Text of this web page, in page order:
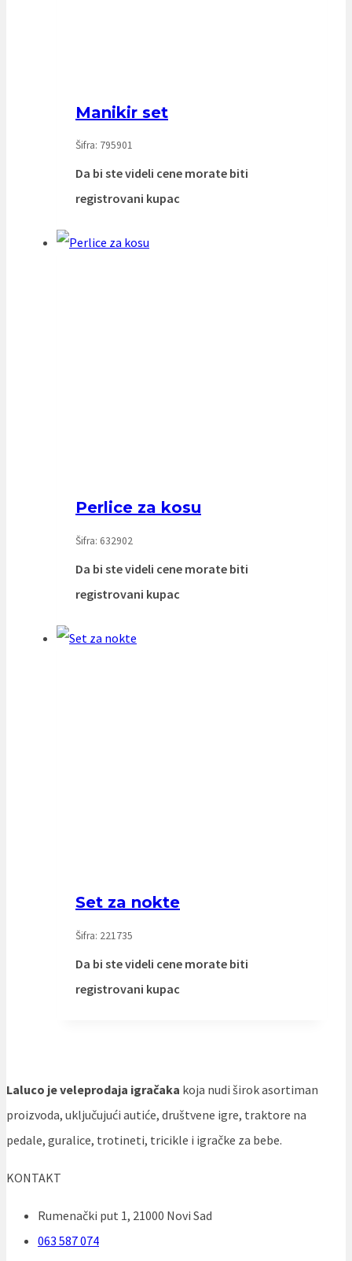
Manikir set
Šifra: 795901
Da bi ste videli cene morate biti
registrovani kupac
Perlice za kosu
Šifra: 632902
Da bi ste videli cene morate biti
registrovani kupac
Set za nokte
Šifra: 221735
Da bi ste videli cene morate biti
registrovani kupac
Laluco je veleprodaja igračaka koja nudi širok asortiman
proizvoda, uključujući autiće, društvene igre, traktore na
pedale, guralice, trotineti, tricikle i igračke za bebe.
KONTAKT
Rumenački put 1, 21000 Novi Sad
063 587 074